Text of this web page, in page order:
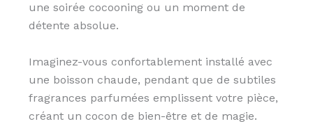
une soirée cocooning ou un moment de
détente absolue.
Imaginez-vous confortablement installé avec
une boisson chaude, pendant que de subtiles
fragrances parfumées emplissent votre pièce,
créant un cocon de bien-être et de magie.